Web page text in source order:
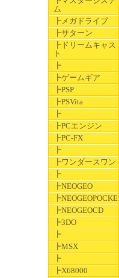
ム
┣メガドライブ
┣サターン
┣ドリームキャス
ト
┣
┣ゲームギア
┣PSP
┣PSVita
┣
┣PCエンジン
┣PC-FX
┣
┣ワンダースワン
┣
┣NEOGEO
┣NEOGEOPOCKET
┣NEOGEOCD
┣3DO
┣
┣MSX
┣
┣X68000